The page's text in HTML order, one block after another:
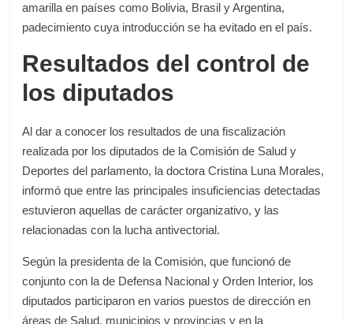
amarilla en países como Bolivia, Brasil y Argentina,
padecimiento cuya introducción se ha evitado en el país.
Resultados del control de
los diputados
Al dar a conocer los resultados de una fiscalización
realizada por los diputados de la Comisión de Salud y
Deportes del parlamento, la doctora Cristina Luna Morales,
informó que entre las principales insuficiencias detectadas
estuvieron aquellas de carácter organizativo, y las
relacionadas con la lucha antivectorial.
Según la presidenta de la Comisión, que funcionó de
conjunto con la de Defensa Nacional y Orden Interior, los
diputados participaron en varios puestos de dirección en
áreas de Salud, municipios y provincias y en la